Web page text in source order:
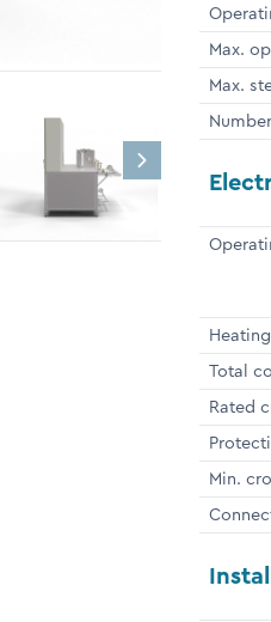
Max.
Max.
Total
Rated
Min.